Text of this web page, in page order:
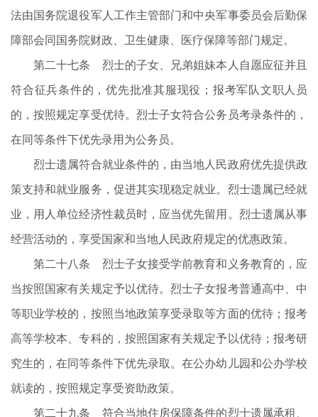
法由国务院退役军人工作主管部门和中央军事委员会后勤保
障部会同国务院财政、卫生健康、医疗保障等部门规定。
第二十七条 烈士的子女、兄弟姐妹本人自愿应征并且
符合征兵条件的，优先批准其服现役；报考军队文职人员
的，按照规定享受优待。烈士子女符合公务员考录条件的，
在同等条件下优先录用为公务员。
烈士遗属符合就业条件的，由当地人民政府优先提供政
策支持和就业服务，促进其实现稳定就业。烈士遗属已经就
业，用人单位经济性裁员时，应当优先留用。烈士遗属从事
经营活动的，享受国家和当地人民政府规定的优惠政策。
第二十八条 烈士子女接受学前教育和义务教育的，应
当按照国家有关规定予以优待。烈士子女报考普通高中、中
等职业学校的，按照当地政策享受录取等方面的优待；报考
高等学校本、专科的，按照国家有关规定予以优待；报考研
究生的，在同等条件下优先录取。在公办幼儿园和公办学校
就读的，按照规定享受资助政策。
第二十九条 符合当地住房保障条件的烈士遗属承租、